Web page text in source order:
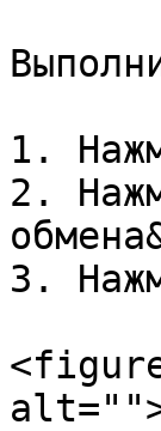
1.
2.
3.